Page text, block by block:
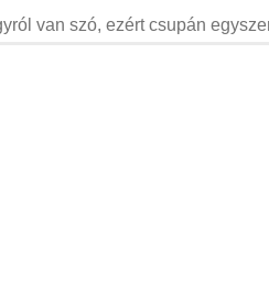
van szó, ezért csupán